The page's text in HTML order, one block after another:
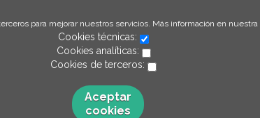
para mejorar nuestros servicios. Más información en nuestra
Cookies técnicas:
Cookies analíticas:
Cookies de terceros:
Aceptar
cookies